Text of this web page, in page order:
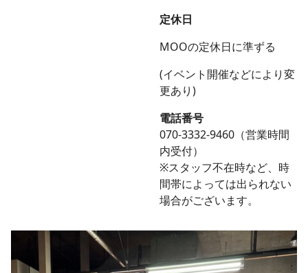
定休日
MOOの定休日に準ずる
(イベント開催などにより変
更あり)
電話番号
070-3332-9460（営業時間
内受付）
※スタッフ不在時など、時
間帯によっては出られない
場合がございます。